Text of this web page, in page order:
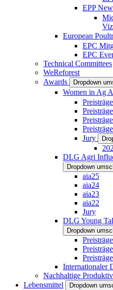
EPP
European
EPC
EPC
Technical Committees
WeReforest
Awards
Dropdown
Women in Ag
Jury
DLG Agri
Dropdown
aia25
aia24
aia23
aia22
Jury
DLG Young
Dropdown
Internationaler
Nachhaltige
Lebensmittel
Dropdown